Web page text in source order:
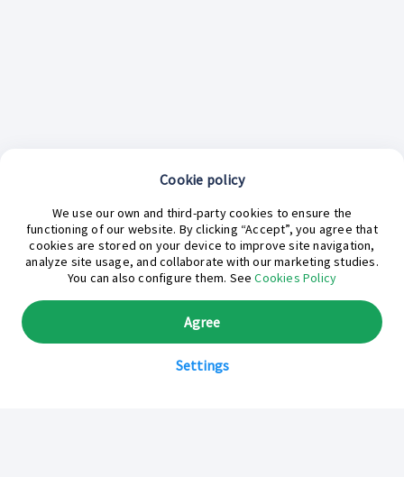
¿En qué podemos ayudarte hoy?
Cookie policy
We use our own and third-party cookies to ensure the
functioning of our website. By clicking “Accept”, you agree that
cookies are stored on your device to improve site navigation,
analyze site usage, and collaborate with our marketing studies.
You can also configure them. SeeCookies Policy
Settings
Agree